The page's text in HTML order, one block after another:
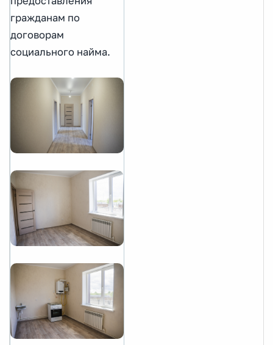
гражданам по
договорам
социального найма.